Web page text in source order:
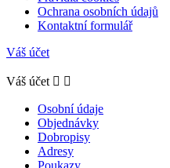
Ochrana osobních údajů
Kontaktní formulář
Váš účet
Váš účet  
Osobní údaje
Objednávky
Dobropisy
Adresy
Poukazy